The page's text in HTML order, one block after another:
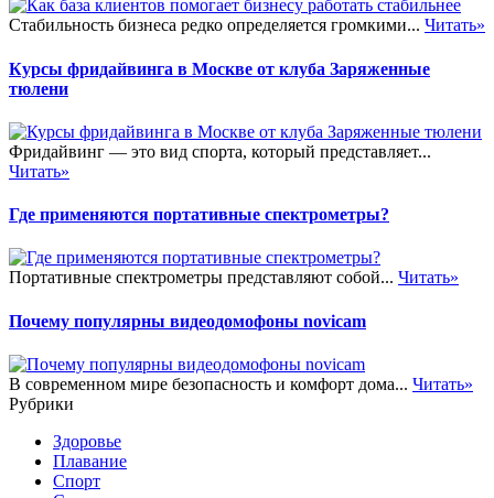
Стабильность бизнеса редко определяется громкими... Читать»
Курсы фридайвинга в Москве от клуба Заряженные
тюлени
Фридайвинг — это вид спорта, который представляет...
Читать»
Где применяются портативные спектрометры?
Портативные спектрометры представляют собой... Читать»
Почему популярны видеодомофоны novicam
В современном мире безопасность и комфорт дома... Читать»
Рубрики
Здоровье
Плавание
Спорт